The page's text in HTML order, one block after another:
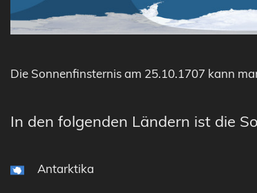
Die Sonnenfinsternis am 25.10.1707 kann
In den folgenden Ländern ist die
Antarktika